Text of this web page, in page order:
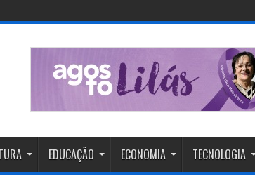
EDUCAÇÃO ECONOMIA TECNOLOGIA